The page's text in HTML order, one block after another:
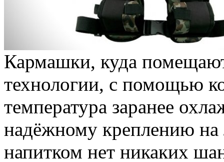
Кармашки, куда
технологии, с помощью
температура заранее
надёжному креплению
напитком нет никаких